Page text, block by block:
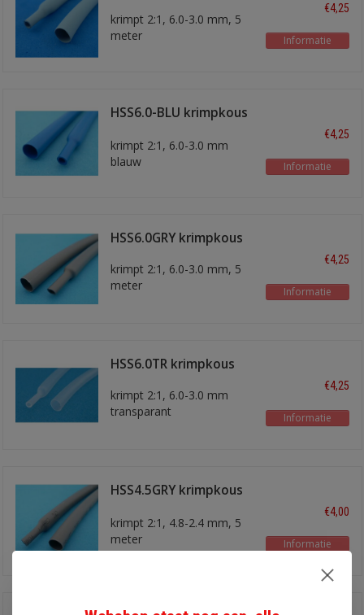
krimpt 2:1, 6.0-3.0 mm, 5
meter
€4,25
Informatie
HSS6.0-BLU krimpkous
krimpt 2:1, 6.0-3.0 mm
blauw
€4,25
Informatie
HSS6.0GRY krimpkous
krimpt 2:1, 6.0-3.0 mm, 5
meter
€4,25
Informatie
HSS6.0TR krimpkous
krimpt 2:1, 6.0-3.0 mm
transparant
€4,25
Informatie
HSS4.5GRY krimpkous
krimpt 2:1, 4.8-2.4 mm, 5
meter
€4,00
Informatie